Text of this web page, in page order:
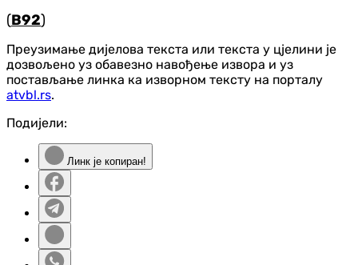
(B92)
Преузимање дијелова текста или текста у цјелини је
дозвољено уз обавезно навођење извора и уз
постављање линка ка изворном тексту на порталу
atvbl.rs.
Подијели:
Линк је копиран!